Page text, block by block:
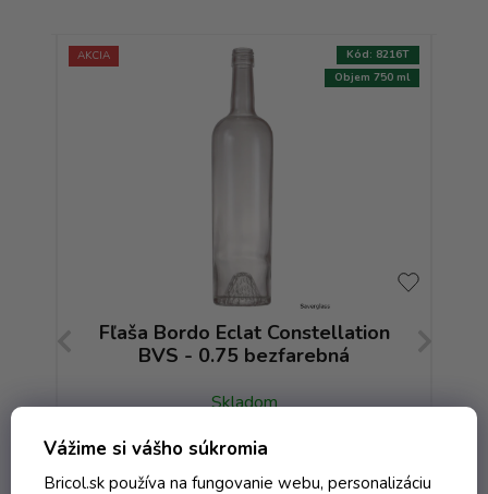
Vážime si vášho súkromia
Bricol.sk používa na fungovanie webu, personalizáciu
AKCIA
Fľaša Bordo Eclat Constellation
BVS - 0.75 bezfarebná
Skladom
Objem 750 ml
Kód: 8216T